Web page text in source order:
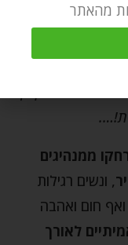
ממנהיגים
, ונשים רגילות
חום ואהבה
לאורך
מהאתר